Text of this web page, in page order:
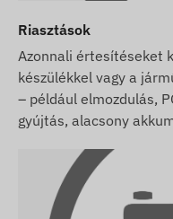
Riasztások
Azonnali értesítéseket
készülékkel vagy a
– például elmozdulás,
gyújtás, alacsony